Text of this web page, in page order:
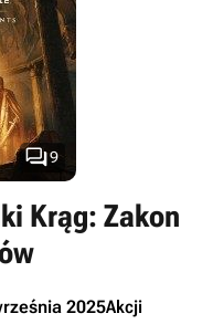
9
Krąg: Zakon
2025Akcji